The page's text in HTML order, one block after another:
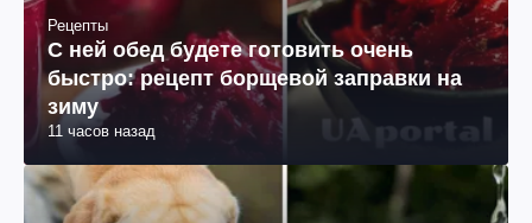
Рецепты
С ней обед будете готовить очень
быстро: рецепт борщевой заправки на
зиму
11 часов назад